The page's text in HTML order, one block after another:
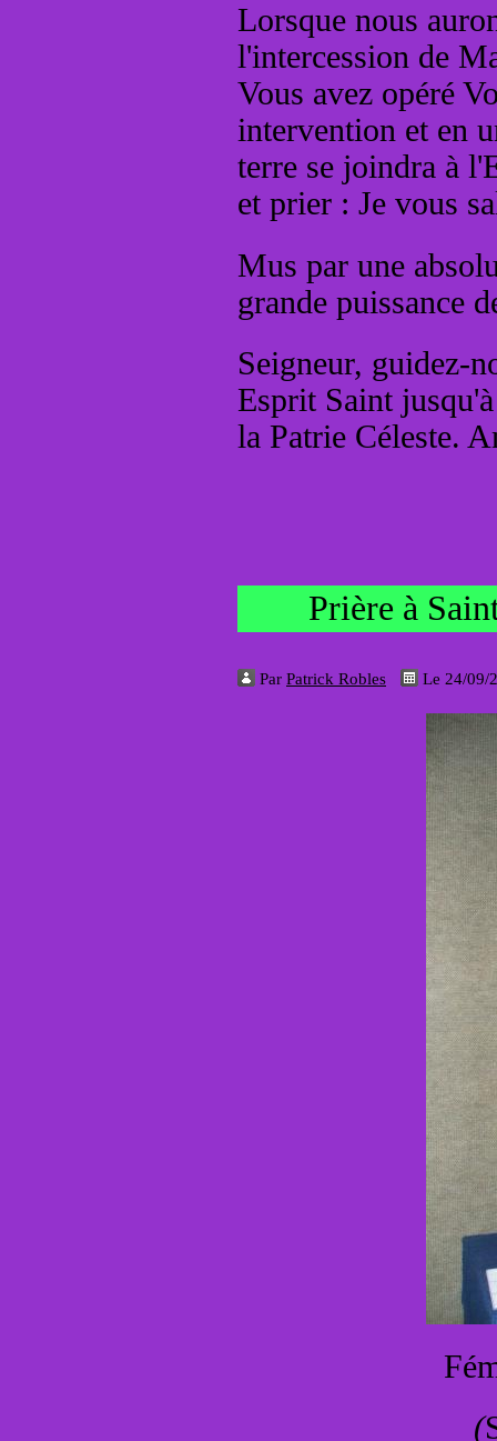
Lorsque nous
l'intercession de
Vous avez opéré
intervention et en
terre se joindra à
et prier : Je vous
Mus par une
grande puissance
Seigneur, guidez-
Esprit Saint
la Patrie Céleste.
Prière à
Par Patrick Robles Le 24/09/
(